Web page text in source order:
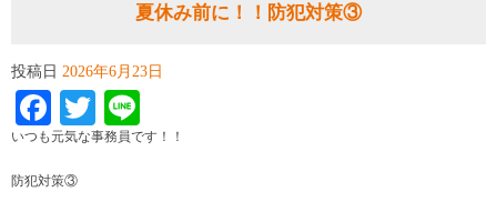
夏休み前に！！防犯対策③
投稿日 2026年6月23日
Facebook
Twitter
いつも元気な事務員です！！
防犯対策③